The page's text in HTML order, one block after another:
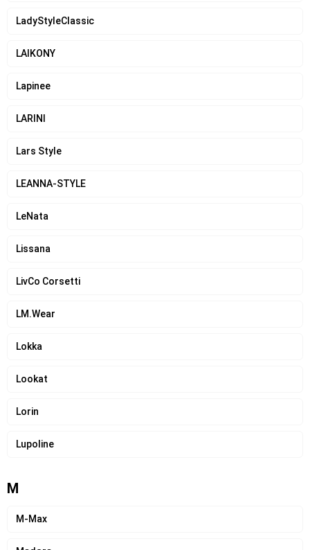
LadyStyleClassic
LAIKONY
Lapinee
LARINI
Lars Style
LEANNA-STYLE
LeNata
Lissana
LivCo Corsetti
LM.Wear
Lokka
Lookat
Lorin
Lupoline
M
M-Max